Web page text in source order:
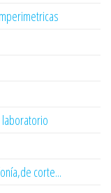
corte...